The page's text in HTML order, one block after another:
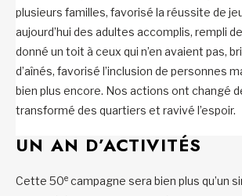
plusieurs familles, favorisé la réussite de
aujourd’hui des adultes accomplis, rempli
donné un toit à ceux qui n’en avaient pas,
d’aînés, favorisé l’inclusion de personnes
bien plus encore. Nos actions ont changé
transformé des quartiers et ravivé l’espoir.
UN AN D’ACTIVITÉS
Cette 50e campagne sera bien plus qu’un